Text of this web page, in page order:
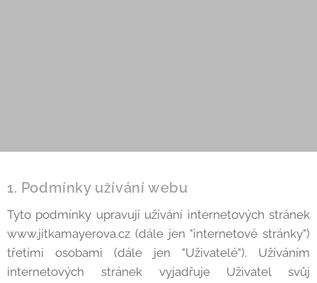
1. Podmínky užívání webu
Tyto podmínky upravují užívání internetových stránek
www.jitkamayerova.cz (dále jen "internetové stránky")
třetími osobami (dále jen "Uživatelé"). Užíváním
internetových stránek vyjadřuje Uživatel svůj